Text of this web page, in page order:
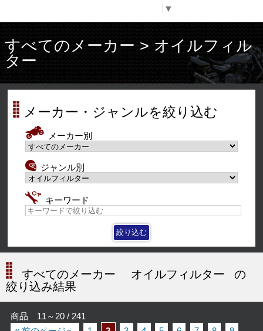
▼
すべてのメーカー > オイルフィル
ター
メーカー・ジャンルを絞り込む
メーカー別
ジャンル別
キーワード
すべてのメーカー オイルフィルター
の
絞り込み結果
商品 11～20 / 241